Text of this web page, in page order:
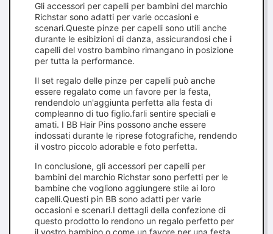
Gli accessori per capelli per bambini del marchio
Richstar sono adatti per varie occasioni e
scenari.Queste pinze per capelli sono utili anche
durante le esibizioni di danza, assicurandosi che i
capelli del vostro bambino rimangano in posizione
per tutta la performance.
Il set regalo delle pinze per capelli può anche
essere regalato come un favore per la festa,
rendendolo un'aggiunta perfetta alla festa di
compleanno di tuo figlio.farli sentire speciali e
amati. I BB Hair Pins possono anche essere
indossati durante le riprese fotografiche, rendendo
il vostro piccolo adorable e foto perfetta.
In conclusione, gli accessori per capelli per
bambini del marchio Richstar sono perfetti per le
bambine che vogliono aggiungere stile ai loro
capelli.Questi pin BB sono adatti per varie
occasioni e scenari.I dettagli della confezione di
questo prodotto lo rendono un regalo perfetto per
il vostro bambino o come un favore per una festa.